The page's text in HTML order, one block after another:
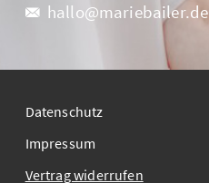
hallo@mariebailer.de
Datenschutz
Impressum
Vertrag widerrufen